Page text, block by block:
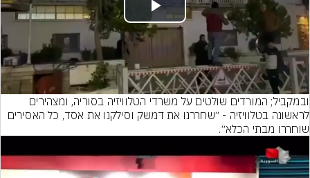
Play
Video
שוחררו מבתי הכלא״.